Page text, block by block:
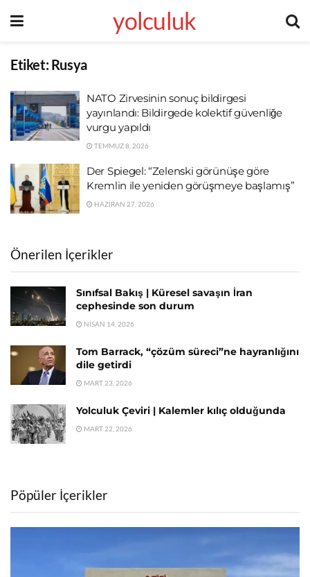
yolculuk
Etiket:Rusya
NATO Zirvesinin sonuç bildirgesi
yayınlandı: Bildirgede kolektif güvenliğe
vurgu yapıldı
TEMMUZ 8, 2026
Der Spiegel: “Zelenski görünüşe göre
Kremlin ile yeniden görüşmeye başlamış”
HAZIRAN 27, 2026
Önerilen İçerikler
Sınıfsal Bakış | Küresel savaşın İran
cephesinde son durum
NISAN 14, 2026
Tom Barrack, “çözüm süreci”ne hayranlığını
dile getirdi
MART 23, 2026
Yolculuk Çeviri | Kalemler kılıç olduğunda
MART 22, 2026
Pöpüler İçerikler